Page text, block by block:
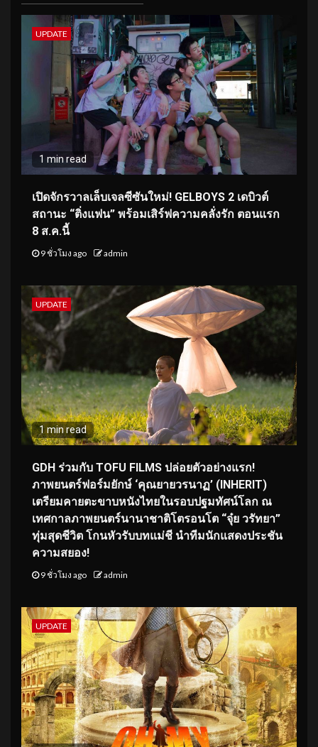
UPDATE
1 min read
เปิดจักรวาลเล็บเจลซีซันใหม่! GELBOYS 2 เดบิวต์
สถานะ “ติ่งแฟน” พร้อมเสิร์ฟความคลั่งรัก ตอนแรก
8 ส.ค.นี้
9 ชั่วโมง ago admin
UPDATE
1 min read
GDH ร่วมกับ TOFU FILMS ปล่อยตัวอย่างแรก!
ภาพยนตร์ฟอร์มยักษ์ ‘คุณยายวรนาฏ’ (INHERIT)
เตรียมคายตะขาบหนังไทยในรอบปฐมทัศน์โลก ณ
เทศกาลภาพยนตร์นานาชาติโตรอนโต “จุ๋ย วรัทยา”
ทุ่มสุดชีวิต โกนหัวรับบทแม่ชี นำทีมนักแสดงประชัน
ความสยอง!
9 ชั่วโมง ago admin
UPDATE